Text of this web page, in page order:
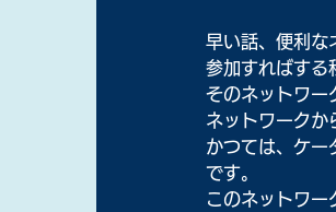
早い話、便利な
参加すればする
そのネットワー
ネットワークか
かつては、ケー
です。
このネットワー